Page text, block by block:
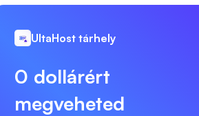
UltaHost tárhely
0 dollárért
megveheted